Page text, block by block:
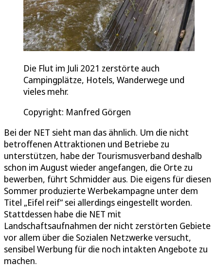
Die Flut im Juli 2021 zerstörte auch
Campingplätze, Hotels, Wanderwege und
vieles mehr.
Copyright: Manfred Görgen
Bei der NET sieht man das ähnlich. Um die nicht
betroffenen Attraktionen und Betriebe zu
unterstützen, habe der Tourismusverband deshalb
schon im August wieder angefangen, die Orte zu
bewerben, führt Schmidder aus. Die eigens für diesen
Sommer produzierte Werbekampagne unter dem
Titel „Eifel reif“ sei allerdings eingestellt worden.
Stattdessen habe die NET mit
Landschaftsaufnahmen der nicht zerstörten Gebiete
vor allem über die Sozialen Netzwerke versucht,
sensibel Werbung für die noch intakten Angebote zu
machen.